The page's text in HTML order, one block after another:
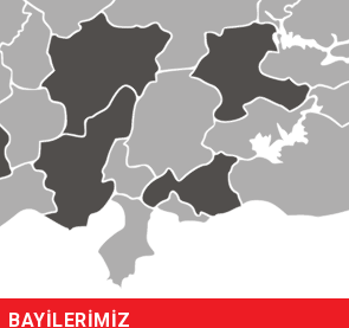
BAYİLERİMİZ